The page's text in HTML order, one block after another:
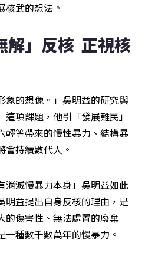
核武的想法。
」反核  正視核
象的想像。」吳明益的研究與
項課題，他引「發展難民」
輕等帶來的慢性暴力、結構暴
會持續數代人。
消滅慢暴力本身」吳明益如此
明益提出自身反核的理由，是
的傷害性、無法處置的廢棄
種數千數萬年的慢暴力。